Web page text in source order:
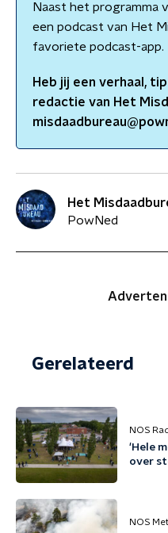
Naast het programma
een podcast van Het
favoriete podcast-app.
Heb jij een verhaal,
redactie van Het
Het
PowNed
Gerelateerd
NOS
'Hele
over
NOS